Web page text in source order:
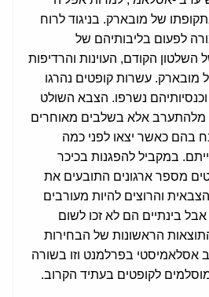
של מובארק. בניגוד לרוח
לפעום בליבותיהם של
הקודם, העוינות והרדיפות
מובארק. עשרות קופטים נהרגו
נשרפו. הצבא השולט
מלהתערב אלא בשלבים מאוחרים
בהם כאשר יצאו לפני כמה
במקביל להפגנות בכיכר
מספר ארגונים התובעים את
והרוצים להיות מעורבים
בינתיים הם לא זכו לשום
הראשונות של הבחירות
אסלאמיסטי בפרלמנט וזו בשורה
לקופטים בעתיד הקרוב.